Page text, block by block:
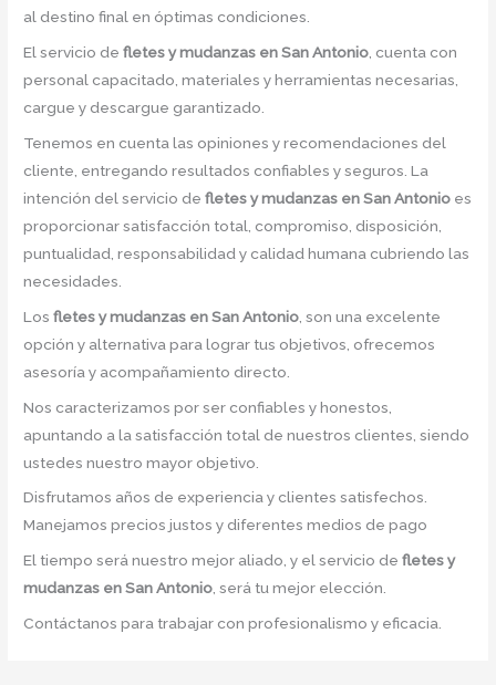
al destino final en óptimas condiciones.
El servicio defletes y mudanzas en San Antonio , cuenta con
personal capacitado, materiales y herramientas necesarias,
cargue y descargue garantizado.
Tenemos en cuenta las opiniones y recomendaciones del
cliente, entregando resultados confiables y seguros. La
intención del servicio defletes y mudanzas en San Antonio es
proporcionar satisfacción total, compromiso, disposición,
puntualidad, responsabilidad y calidad humana cubriendo las
necesidades.
Losfletes y mudanzas en San Antonio , son una excelente
opción y alternativa para lograr tus objetivos, ofrecemos
asesoría y acompañamiento directo.
Nos caracterizamos por ser confiables y honestos,
apuntando a la satisfacción total de nuestros clientes, siendo
ustedes nuestro mayor objetivo.
Disfrutamos años de experiencia y clientes satisfechos.
Manejamos precios justos y diferentes medios de pago
El tiempo será nuestro mejor aliado, y el servicio defletes y
mudanzas en San Antonio, será tu mejor elección.
Contáctanos para trabajar con profesionalismo y eficacia.